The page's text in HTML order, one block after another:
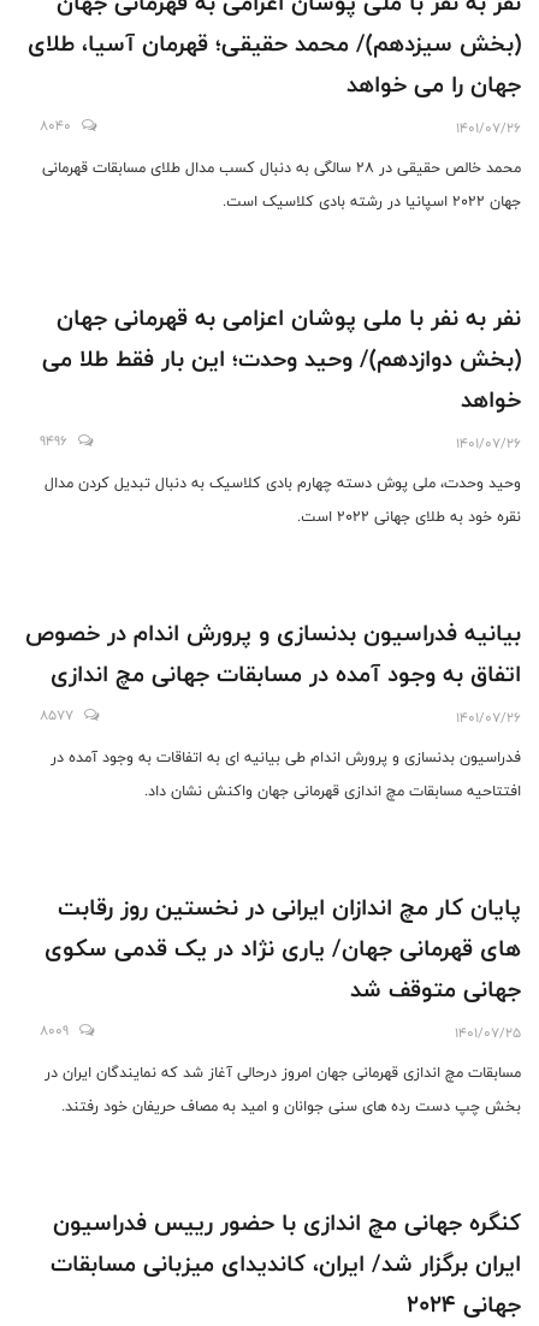
(بخش سیزدهم)/ محمد حقیقی؛ قهرمان آسیا، طلای
جهان را می خواهد
1401/07/26
8040
محمد خالص حقیقی در 28 سالگی به دنبال کسب مدال طلای مسابقات قهرمانی
جهان ٢٠٢٢ اسپانیا در رشته بادی کلاسیک است.
نفر به نفر با ملی پوشان اعزامی به قهرمانی جهان
(بخش دوازدهم)/ وحید وحدت؛ این بار فقط طلا می
خواهد
1401/07/26
9496
وحید وحدت، ملی پوش دسته چهارم بادی کلاسیک به دنبال تبدیل کردن مدال
نقره خود به طلای جهانی 2022 است.
بیانیه فدراسیون بدنسازی و پرورش اندام در خصوص
اتفاق به وجود آمده در مسابقات جهانی مچ اندازی
1401/07/26
8577
فدراسیون بدنسازی و پرورش اندام طی بیانیه ای به اتفاقات به وجود آمده در
افتتاحیه مسابقات مچ اندازی قهرمانی جهان واکنش نشان داد.
پایان کار مچ اندازان ایرانی در نخستین روز رقابت
های قهرمانی جهان/ یاری نژاد در یک قدمی سکوی
جهانی متوقف شد
1401/07/25
8009
مسابقات مچ اندازی قهرمانی جهان امروز درحالی آغاز شد که نمایندگان ایران در
بخش چپ دست رده های سنی جوانان و امید به مصاف حریفان خود رفتند.
کنگره جهانی مچ اندازی با حضور رییس فدراسیون
ایران برگزار شد/ ایران، کاندیدای میزبانی مسابقات
جهانی 2024